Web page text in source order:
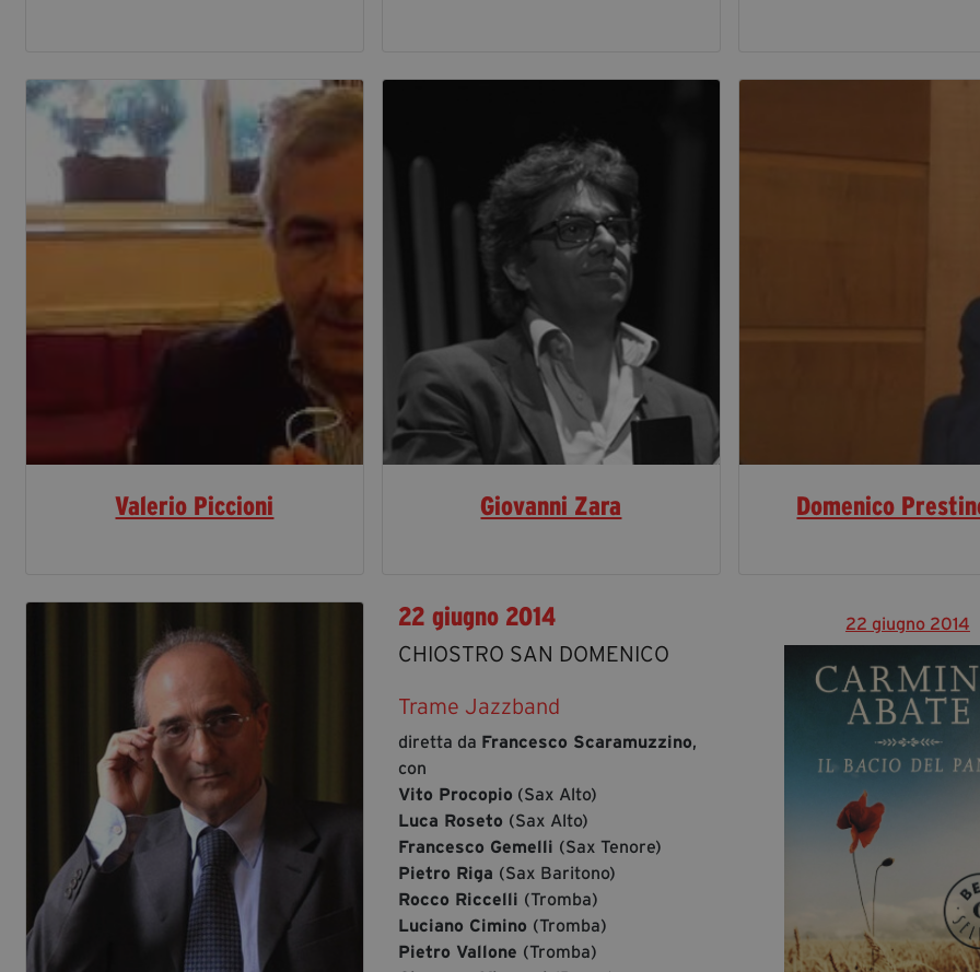
Valerio Piccioni Giovanni Zara Domenico
22 giugno 2014
CHIOSTRO SAN DOMENICO
Trame Jazzband
diretta da Francesco Scaramuzzino,
con
Vito Procopio (Sax Alto)
Luca Roseto (Sax Alto)
Francesco Gemelli (Sax Tenore)
Pietro Riga (Sax Baritono)
Rocco Riccelli (Tromba)
Luciano Cimino (Tromba)
Pietro Vallone (Tromba)
22 giugno 2014